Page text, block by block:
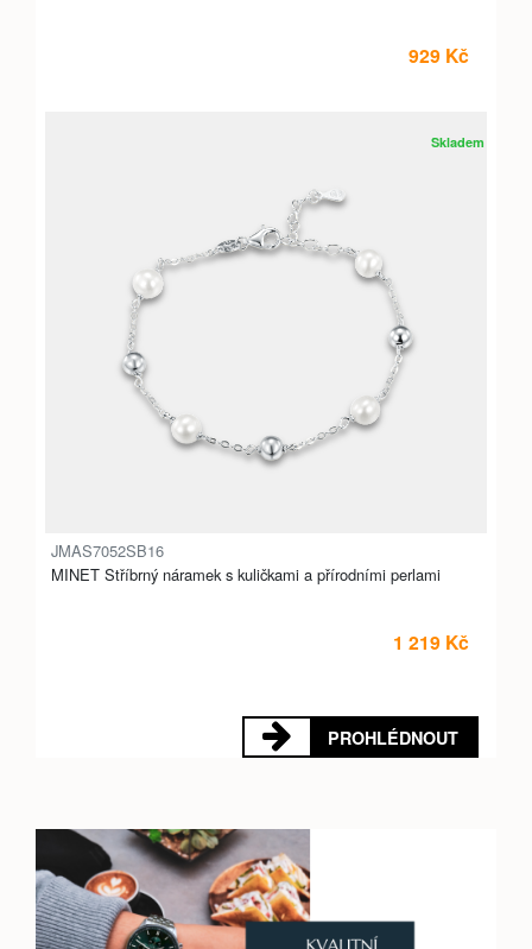
929 Kč
Skladem
JMAS7052SB16
MINET Stříbrný náramek s kuličkami a přírodními perlami
1 219 Kč
PROHLÉDNOUT